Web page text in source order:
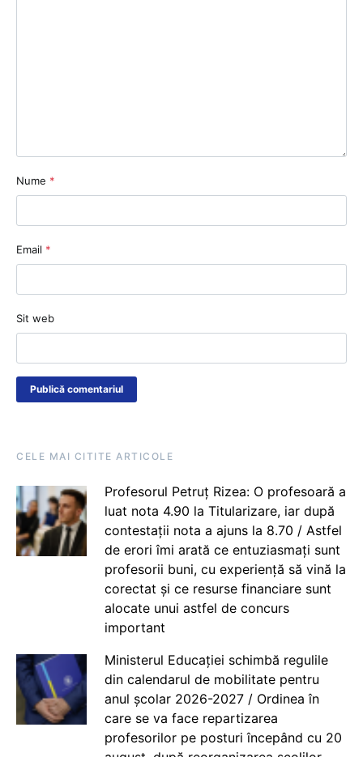
Nume *
Email *
Sit web
CELE MAI CITITE ARTICOLE
Profesorul Petruț Rizea: O profesoară a
luat nota 4.90 la Titularizare, iar după
contestații nota a ajuns la 8.70 / Astfel
de erori îmi arată ce entuziasmați sunt
profesorii buni, cu experiență să vină la
corectat și ce resurse financiare sunt
alocate unui astfel de concurs
important
Ministerul Educației schimbă regulile
din calendarul de mobilitate pentru
anul școlar 2026-2027 / Ordinea în
care se va face repartizarea
profesorilor pe posturi începând cu 20